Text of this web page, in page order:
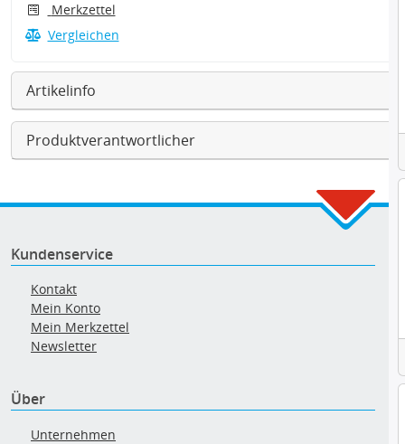
Merkzettel
Vergleichen
Artikelinfo
Produktverantwortlicher
Kundenservice
Kontakt
Mein Konto
Mein Merkzettel
Newsletter
Über
Unternehmen